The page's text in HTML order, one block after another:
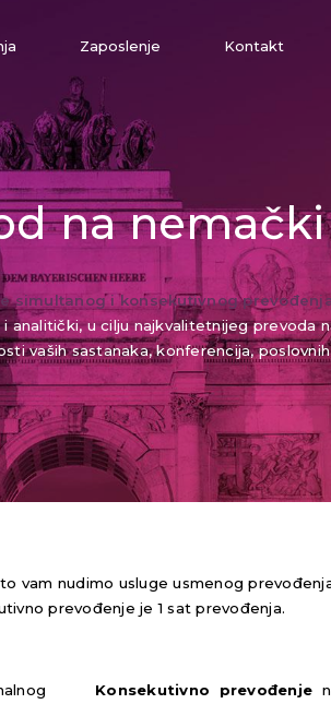
Zaposlenje Kontakt
na
simultanog i konsekutivnog
u cilju najkvalitetnijeg prevoda
vaših sastanaka, konferencija,
vam nudimo usluge usmenog
prevođenje je 1 sat prevođenja.
Konsekutivno prevođenje